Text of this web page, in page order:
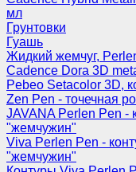
мл
Грунтовки
Гуашь
Жидкий жемчуг,
Cadence Dora 3D
Pebeo Setacolor 3D,
Zen Pen - точечная
JAVANA Perlen Pen -
"жемчужин"
Viva Perlen Pen -
"жемчужин"